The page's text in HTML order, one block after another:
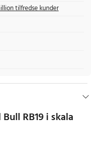
tilfredse kunder
RB19 i skala